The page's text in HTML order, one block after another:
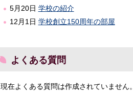
5月20日 学校の紹介
12月1日 学校創立150周年の部屋
よくある質問
現在よくある質問は作成されていません。